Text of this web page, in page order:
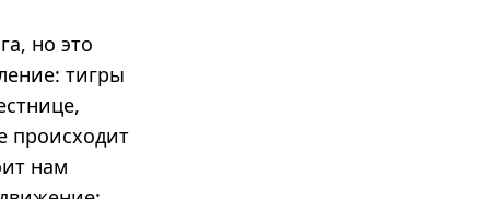
но это
тигры
происходит
нам